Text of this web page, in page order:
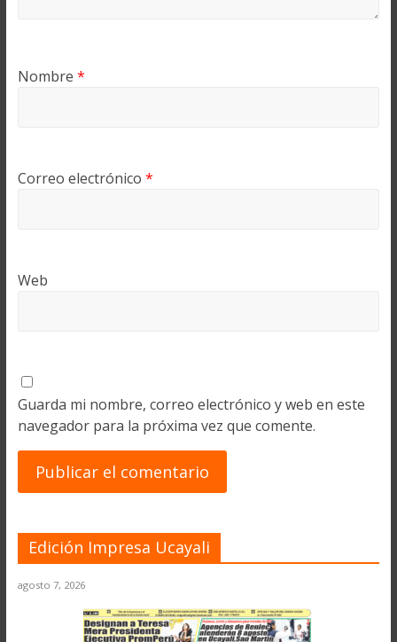
Nombre *
Correo electrónico *
Web
Guarda mi nombre, correo electrónico y web en este
navegador para la próxima vez que comente.
Edición Impresa Ucayali
agosto 7, 2026